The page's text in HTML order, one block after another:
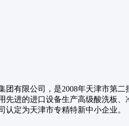
有限公司，是2008年天津市第
进的进口设备生产高级酸洗板
认定为天津市专精特新中小企业。